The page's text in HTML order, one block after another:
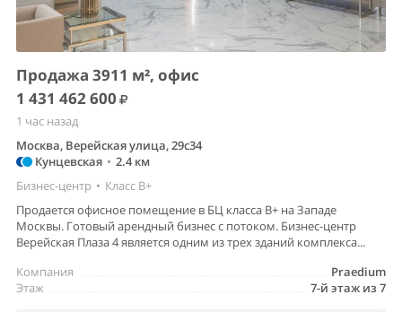
Продажа 3911 м², офис
1 431 462 600
1 час назад
Москва, Верейская улица, 29с34
Кунцевская • 2.4 км
Бизнес-центр • Класс B+
Продается офисное помещение в БЦ класса В+ на Западе
Москвы. Готовый арендный бизнес с потоком. Бизнес-центр
Верейская Плаза 4 является одним из трех зданий комплекса...
Praedium
Компания
7-й этаж из 7
Этаж